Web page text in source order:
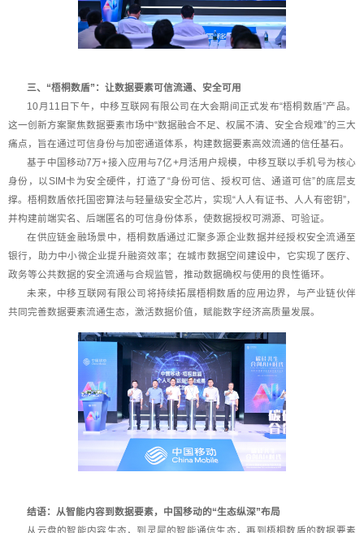
三、“梧桐数盾”：让数据要素可信流通、安全可用
10月11日下午，中移互联网有限公司在大会期间正式发布“梧桐数盾”产品。
这一创新方案聚焦数据要素市场中“数据融合不足、权属不清、安全合规难”的三大
痛点，旨在通过可信身份与加密通道体系，构建数据要素高效流通的信任基石。
基于中国移动7万+接入应用与7亿+月活用户规模，中移互联以手机号为核心
身份，以SIM卡为安全硬件，打造了“身份可信、授权可信、通道可信”的底层支
撑。梧桐数盾依托国密算法与轻量级安全芯片，实现“人人有证书、人人有密钥”，
并构建前端实名、后端匿名的可信身份体系，使数据授权可溯源、可验证。
在供应链金融场景中，梧桐数盾通过汇聚多源企业数据并经授权安全流通至
银行，助力中小微企业提升融资效率；在城市数据空间建设中，它实现了医疗、
政务等公共数据的安全流通与合规监管，推动数据确权与使用的良性循环。
未来，中移互联网有限公司将持续拓展梧桐数盾的应用边界，与产业链伙伴
共同完善数据要素流通生态，激活数据价值，赋能数字经济高质量发展。
结语：从智能内容到数据要素，中国移动的“生态纵深”布局
从云盘的智能内容生态，到灵犀的智能通信生态，再到梧桐数盾的数据要素